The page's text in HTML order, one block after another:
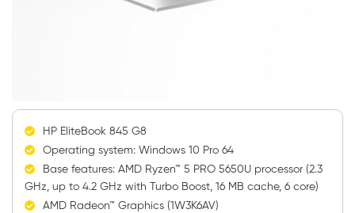
HP EliteBook 845 G8
Operating system: Windows 10 Pro 64
Base features: AMD Ryzen™ 5 PRO 5650U processor (2.3
GHz, up to 4.2 GHz with Turbo Boost, 16 MB cache, 6 core)
AMD Radeon™ Graphics (1W3K6AV)